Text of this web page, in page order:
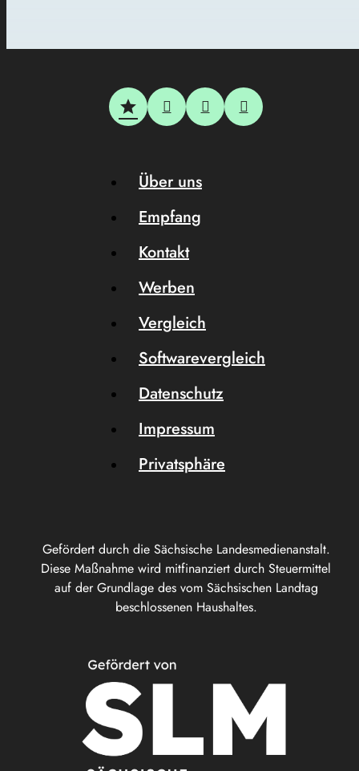
Gefördert durch die Sächsische Landesmedienanstalt.
Diese Maßnahme wird mitfinanziert durch Steuermittel
auf der Grundlage des vom Sächsischen Landtag
beschlossenen Haushaltes.
Über uns
Empfang
Kontakt
Werben
Vergleich
Softwarevergleich
Datenschutz
Impressum
Privatsphäre